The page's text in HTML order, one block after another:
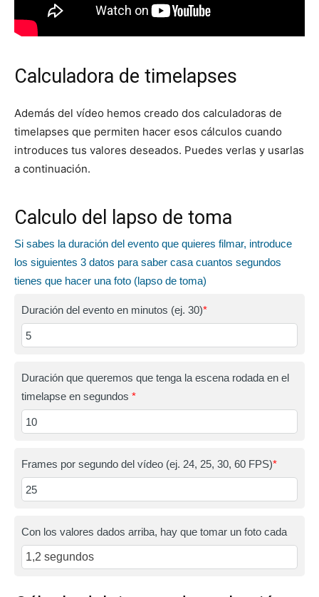
Calculadora de timelapses
Además del vídeo hemos creado dos calculadoras de
timelapses que permiten hacer esos cálculos cuando
introduces tus valores deseados. Puedes verlas y usarlas
a continuación.
Calculo del lapso de toma
Si sabes la duración del evento que quieres filmar, introduce
los siguientes 3 datos para saber casa cuantos segundos
tienes que hacer una foto (lapso de toma)
Duración del evento en minutos (ej. 30)*
Duración que queremos que tenga la escena rodada en el
timelapse en segundos *
Frames por segundo del vídeo (ej. 24, 25, 30, 60 FPS)*
Con los valores dados arriba, hay que tomar un foto cada